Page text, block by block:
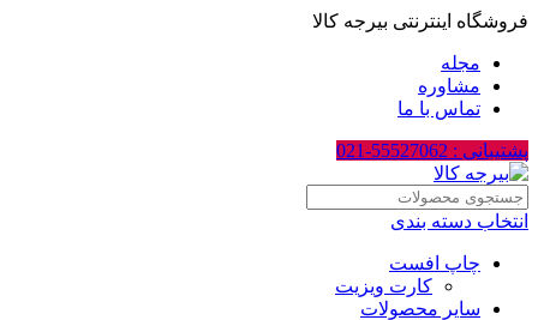
فروشگاه اینترنتی بیرجه کالا
مجله
مشاوره
تماس با ما
پشتیبانی : 55527062-021
انتخاب دسته بندی
چاپ افست
کارت ویزیت
سایر محصولات